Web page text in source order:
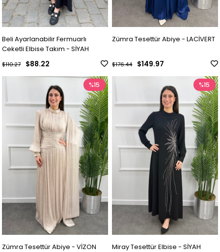
Beli Ayarlanabilir Fermuarlı
Ceketli Elbise Takım - SİYAH
$88.22
$110.27
Zümra Tesettür Abiye - LACİVERT
$149.97
$176.44
Zümra Tesettür Abiye - VİZON
%15
Miray Tesettür Elbise - SİYAH
%15